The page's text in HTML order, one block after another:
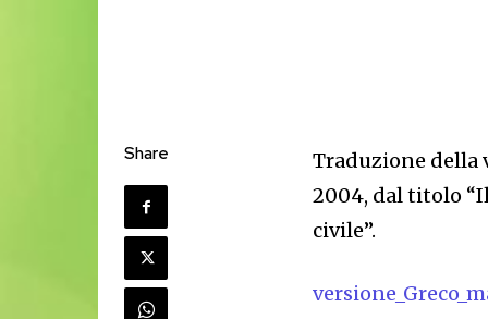
Share
Traduzione della
2004, dal titolo
civile”.